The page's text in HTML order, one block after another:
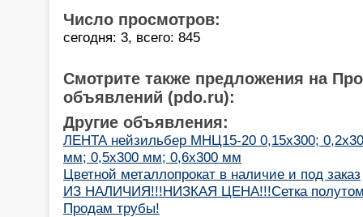
Число просмотров:
сегодня: 3, всего: 845
Смотрите также предложения на
объявлений (pdo.ru):
Другие объявления:
ЛЕНТА нейзильбер МНЦ15-20 0,15х300;
мм; 0,5х300 мм; 0,6х300 мм
Цветной металлопрокат в наличие и под заказ
ИЗ НАЛИЧИЯ!!!НИЗКАЯ ЦЕНА!!!Сетка
Продам трубы!